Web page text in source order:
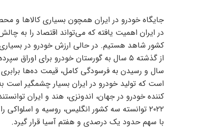
جایگاه خودرو در ایران همچون بسیاری کالا‌ها و
در ایران اهمیت یافته که می‌تواند اقتصاد را به
کشور شاهد هستیم. در حالی ارزش خودرو در
سال و رسیدن به فرسودگی کامل، قیمت ده‌ها برابری
کننده خودرو در جهان، اندونزی، هند و ایران
۲۰۲۲ توانسته سه کشور انگلیس، روسیه و
با سهم حدود یک درصدی و هفتم آسیا قرار گیرد.